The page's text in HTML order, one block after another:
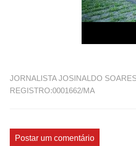
JORNALISTA JOSINALDO
REGISTRO:0001662/MA
Postar um comentário